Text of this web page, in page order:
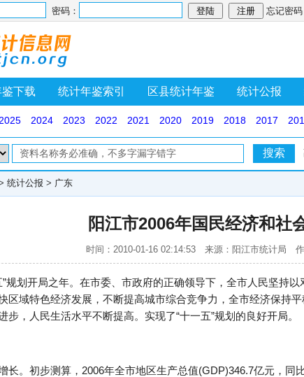
密码： 忘记密码
下载 统计年鉴索引 区县统计年鉴 统计公报
2025 2024 2023 2022 2021 2020 2019 2018 2017
统计公报 > 广东
阳江市2006年国民经济和社
时间：2010-01-16 02:14:53 来源：阳江市统计局
”规划开局之年。在市委、市政府的正确领导下，全市人民坚持
区域特色经济发展，不断提高城市综合竞争力，全市经济保持
步，人民生活水平不断提高。实现了“十一五”规划的良好开局。
长。初步测算，2006年全市地区生产总值(GDP)346.7亿元，